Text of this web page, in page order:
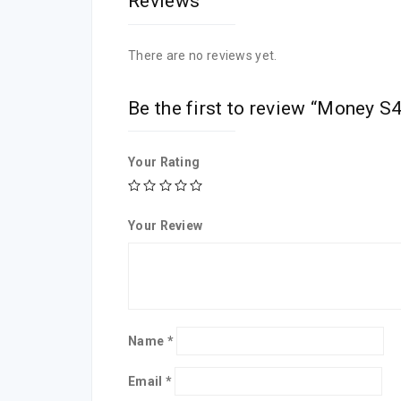
There are no reviews yet.
Be the first to review “Money
Your Rating
Your Review
Name *
Email *